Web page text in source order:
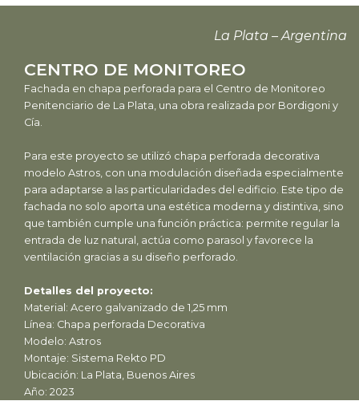
La Plata – Argentina
CENTRO DE MONITOREO
Fachada en chapa perforada para el Centro de Monitoreo
Penitenciario de La Plata, una obra realizada por Bordigoni y
Cía.
Para este proyecto se utilizó chapa perforada decorativa
modelo Astros, con una modulación diseñada especialmente
para adaptarse a las particularidades del edificio. Este tipo de
fachada no solo aporta una estética moderna y distintiva, sino
que también cumple una función práctica: permite regular la
entrada de luz natural, actúa como parasol y favorece la
ventilación gracias a su diseño perforado.
Detalles del proyecto:
Material: Acero galvanizado de 1,25 mm
Línea: Chapa perforada Decorativa
Modelo: Astros
Montaje: Sistema Rekto PD
Ubicación: La Plata, Buenos Aires
Año: 2023